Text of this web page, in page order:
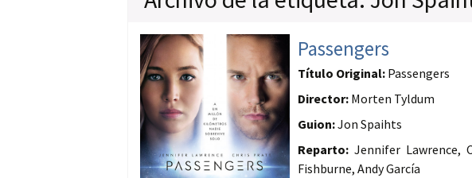
Passengers
Título Original: Passengers
Director: Morten Tyldum
Guion:Jon Spaihts
Reparto: Jennifer Lawrence,
Fishburne, Andy García